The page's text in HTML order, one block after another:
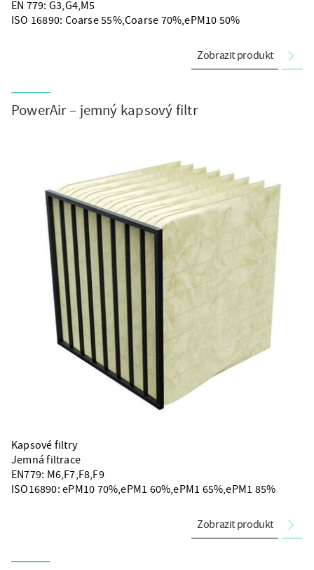
EN 779: G3,G4,M5
ISO 16890: Coarse 55%,Coarse 70%,ePM10 50%
Zobrazit produkt
PowerAir – jemný kapsový filtr
Kapsové filtry
Jemná filtrace
EN779: M6,F7,F8,F9
ISO16890: ePM10 70%,ePM1 60%,ePM1 65%,ePM1 85%
Zobrazit produkt